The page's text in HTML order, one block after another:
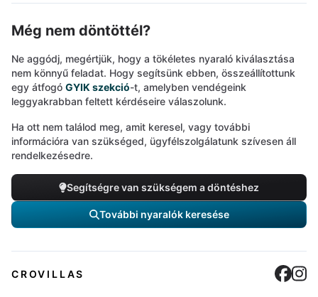
Még nem döntöttél?
Ne aggódj, megértjük, hogy a tökéletes nyaraló kiválasztása
nem könnyű feladat. Hogy segítsünk ebben, összeállítottunk
egy átfogó GYIK szekció-t, amelyben vendégeink
leggyakrabban feltett kérdéseire válaszolunk.
Ha ott nem találod meg, amit keresel, vagy további
információra van szükséged, ügyfélszolgálatunk szívesen áll
rendelkezésedre.
Segítségre van szükségem a döntéshez
További nyaralók keresése
CROVILLAS